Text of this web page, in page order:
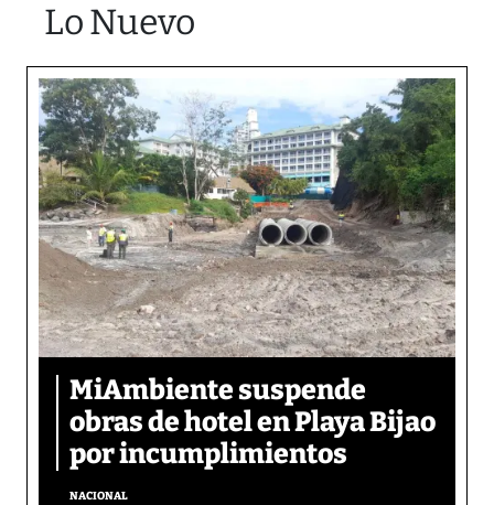
Lo Nuevo
MiAmbiente suspende
obras de hotel en Playa Bijao
por incumplimientos
NACIONAL